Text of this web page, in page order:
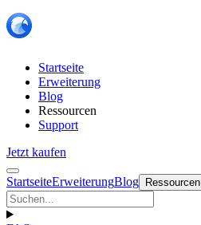
Startseite
Erweiterung
Blog
Ressourcen
Support
Jetzt kaufen
StartseiteErweiterungBlog Ressourcen